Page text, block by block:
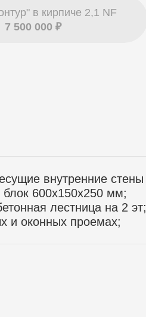
в кирпиче 2,1 NF
7 500 000 ₽
внутренние стены
блок 600х150х250 мм;
лестница на 2 эт;
и оконных проемах;